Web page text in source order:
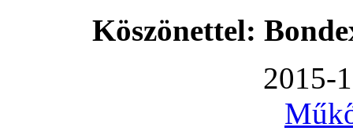
Köszönettel:
2015-